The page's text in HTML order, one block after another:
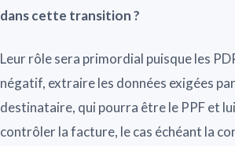
dans cette transition ?
Leur rôle sera primordial puisque les
négatif, extraire les données exigées
destinataire, qui pourra être le PPF et
contrôler la facture, le cas échéant la